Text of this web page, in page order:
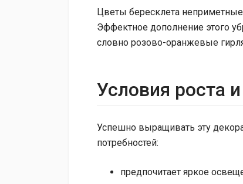
Цветы бересклета
Эффектное дополнение этого
словно розово-оранжевые
Условия роста
Успешно выращивать эту
потребностей:
предпочитает яркое